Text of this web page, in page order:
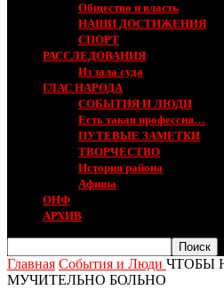
Общество и власть
НАШИ ДОСТИЖЕНИЯ
СПОРТ
РАССЛЕДОВАНИЯ
Из зала суда
ГЛАС НАРОДА
СОБЫТИЯ И ЛЮДИ
Есть такая профессия…
ПУТЕВЫЕ ЗАМЕТКИ
ТВОРЧЕСТВО
История района
Афиша
ОНФ
АРХИВ
Главная События и Люди ЧТОБЫ
МУЧИТЕЛЬНО БОЛЬНО